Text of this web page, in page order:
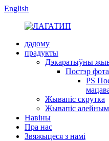
English
дадому
прадукты
Дэкаратыўны
Постэр
PS
Жывапіс скрутка
Жывапіс
Навіны
Пра нас
Звяжыцеся з намі